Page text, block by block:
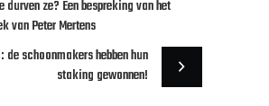
durven ze? Een bespreking van het
van Peter Mertens
de schoonmakers hebben hun
staking gewonnen!